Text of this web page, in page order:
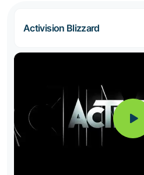
Activision Blizzard